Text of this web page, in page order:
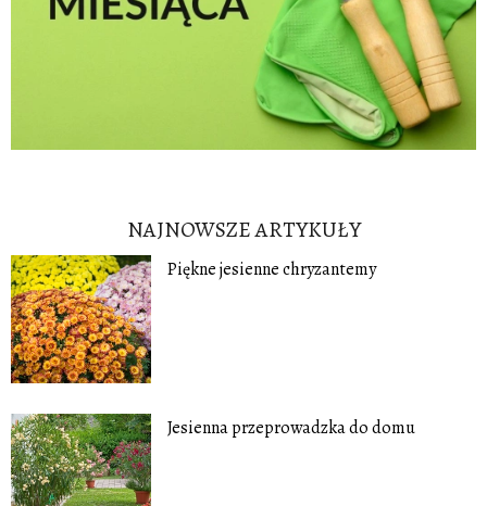
NAJNOWSZE ARTYKUŁY
Piękne jesienne chryzantemy
Jesienna przeprowadzka do domu